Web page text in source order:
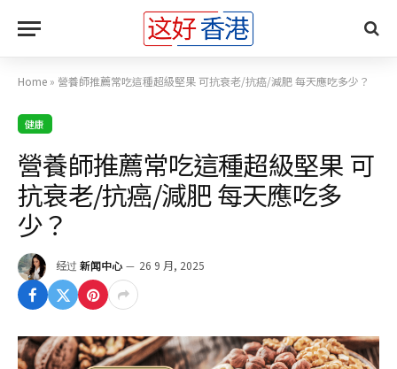
Home » 營養師推薦常吃這種超級堅果 可抗衰老/抗癌/減肥 每天應吃多少？
健康
營養師推薦常吃這種超級堅果 可
抗衰老/抗癌/減肥 每天應吃多
少？
经过 新闻中心 26 9 月, 2025